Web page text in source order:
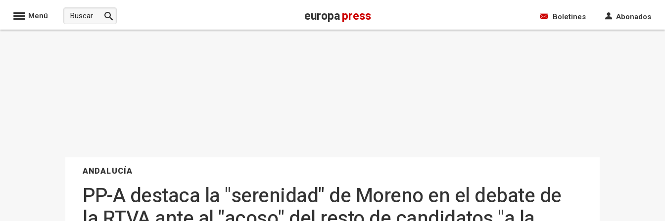
Menú europapress Boletines Abonados
ANDALUCÍA
PP-A destaca la "serenidad" de Moreno en el debate de